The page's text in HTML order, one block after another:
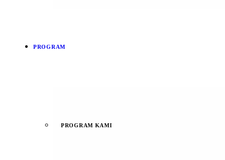
PROGRAM
PROGRAM KAMI